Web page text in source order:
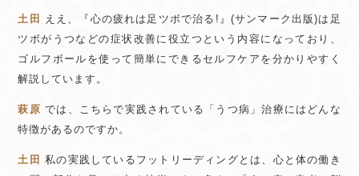
土田
ええ、『心の疲れは足ツボで治る!』(サンマーク出版)は足
ツボがうつなどの症状改善に役立つという内容になっており、
ゴルフボールを使って簡単にできるセルフケアを分かりやすく
解説しています。
萩原 では、こちらで実践されている「うつ病」治療にはどんな
特徴があるのですか。
土田 私の実践しているフットリーディングとは、心と体の働き